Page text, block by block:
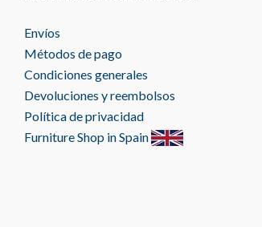
Envíos
Métodos de pago
Condiciones generales
Devoluciones y reembolsos
Política de privacidad
Furniture Shop in Spain